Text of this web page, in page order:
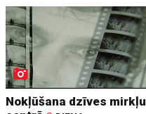
Nokļūšana dzīves mirkļu